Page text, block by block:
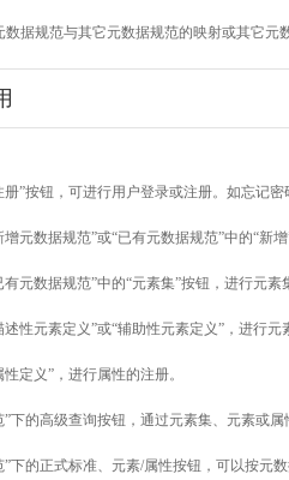
数据规范与其它元数据规范的映射或其它元
册”按钮，可进行用户登录或注册。如忘记
元数据规范”或“已有元数据规范”中的“新
元数据规范”中的“元素集”按钮，进行元素
性元素定义”或“辅助性元素定义”，进行元
定义”，进行属性的注册。
”下的高级查询按钮，通过元素集、元素或
”下的正式标准、元素/属性按钮，可以按元